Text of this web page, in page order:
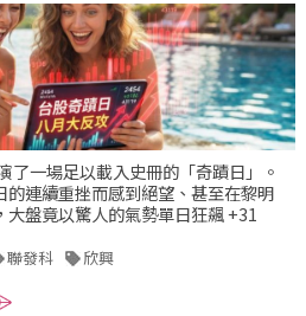
了一場足以載入史冊的「奇蹟日」。
連續重挫而感到絕望、甚至在黎明
盤竟以驚人的氣勢單日狂飆 +31
聯發科 欣興